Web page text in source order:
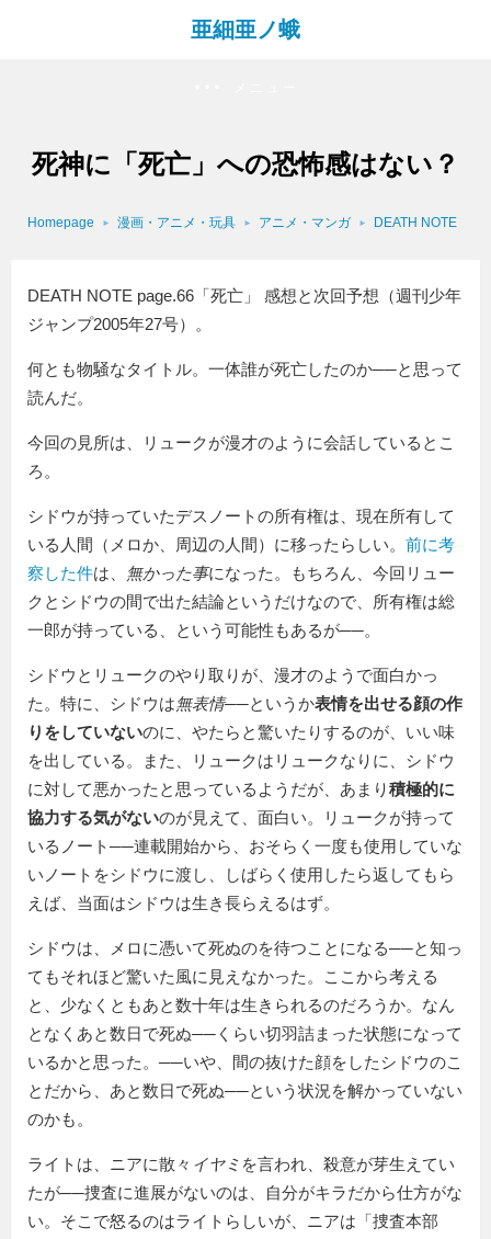
亜細亜ノ蛾
死神に「死亡」への恐怖感はない？
Homepage 漫画・アニメ・玩具 アニメ・マンガ DEATH NOTE
DEATH NOTE page.66「死亡」 感想と次回予想（週刊少年
ジャンプ2005年27号）。
何とも物騒なタイトル。一体誰が死亡したのか──と思って
読んだ。
今回の見所は、リュークが漫才のように会話しているとこ
ろ。
シドウが持っていたデスノートの所有権は、現在所有して
いる人間（メロか、周辺の人間）に移ったらしい。 前に考
察した件は、 無かった事になった。もちろん、今回リュー
クとシドウの間で出た結論というだけなので、所有権は総
一郎が持っている、という可能性もあるが──。
シドウとリュークのやり取りが、漫才のようで面白かっ
た。特に、シドウは無表情──というか表情を出せる顔の作
りをしていないのに、やたらと驚いたりするのが、いい味
を出している。また、リュークはリュークなりに、シドウ
に対して悪かったと思っているようだが、あまり積極的に
協力する気がないのが見えて、面白い。リュークが持って
いるノート──連載開始から、おそらく一度も使用していな
いノートをシドウに渡し、しばらく使用したら返してもら
えば、当面はシドウは生き長らえるはず。
シドウは、メロに憑いて死ぬのを待つことになる──と知っ
てもそれほど驚いた風に見えなかった。ここから考える
と、少なくともあと数十年は生きられるのだろうか。なん
となくあと数日で死ぬ──くらい切羽詰まった状態になって
いるかと思った。──いや、間の抜けた顔をしたシドウのこ
とだから、あと数日で死ぬ──という状況を解かっていない
のかも。
ライトは、ニアに散々 イヤミ を言われ、殺意が芽生えてい
たが──捜査に進展がないのは、自分がキラだから仕方がな
い。そこで怒るのはライトらしいが、ニアは「捜査本部